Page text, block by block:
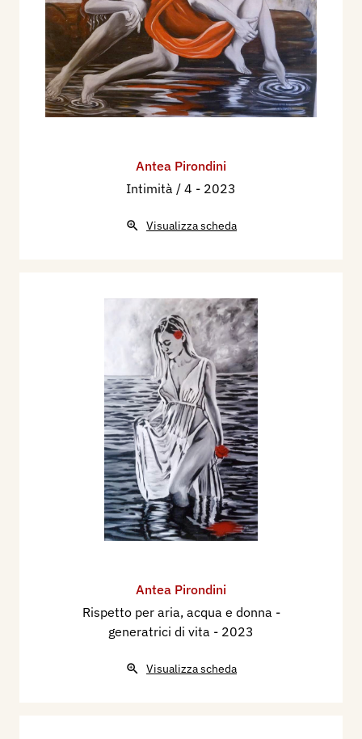
Antea Pirondini
Intimità / 4 - 2023
Visualizza scheda
Antea Pirondini
Rispetto per aria, acqua e donna -
generatrici di vita - 2023
Visualizza scheda